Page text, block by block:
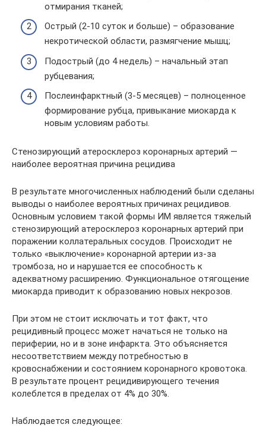
отмирания тканей;
Острый (2-10 суток и больше) – образование
некротической области, размягчение мышц;
Подострый (до 4 недель) – начальный этап
рубцевания;
Послеинфарктный (3-5 месяцев) – полноценное
формирование рубца, привыкание миокарда к
новым условиям работы.
Стенозирующий атеросклероз коронарных артерий —
наиболее вероятная причина рецидива
В результате многочисленных наблюдений были сделаны
выводы о наиболее вероятных причинах рецидивов.
Основным условием такой формы ИМ является тяжелый
стенозирующий атеросклероз коронарных артерий при
поражении коллатеральных сосудов. Происходит не
только «выключение» коронарной артерии из-за
тромбоза, но и нарушается ее способность к
адекватному расширению. Функциональное отягощение
миокарда приводит к образованию новых некрозов.
При этом не стоит исключать и тот факт, что
рецидивный процесс может начаться не только на
периферии, но и в зоне инфаркта. Это объясняется
несоответствием между потребностью в
кровоснабжении и состоянием коронарного кровотока.
В результате процент рецидивирующего течения
колеблется в пределах от 4% до 30%.
Наблюдается следующее: